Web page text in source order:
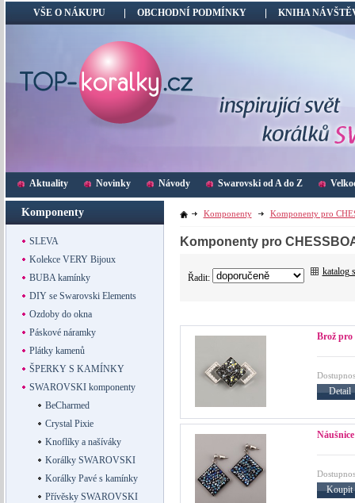
VŠE O NÁKUPU OBCHODNÍ PODMÍNKY KNIHA
Aktuality Novinky Návody Swarovski od A do Z
Komponenty
SLEVA
Kolekce VERY Bijoux
BUBA kamínky
DIY se Swarovski Elements
Ozdoby do okna
Páskové náramky
Plátky kamenů
ŠPERKY S KAMÍNKY
SWAROVSKI komponenty
BeCharmed
Crystal Pixie
Knoflíky a našíváky
Korálky SWAROVSKI
Korálky Pavé s kamínky
Přívěsky SWAROVSKI
Komponenty Komponenty pro
Komponenty pro
Řadit:
katalog
Brož pro
Detail
Koupit